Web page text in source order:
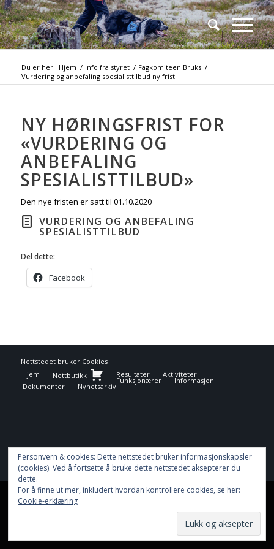
Du er her: Hjem / Info fra styret / Fagkomiteen Bruks /
Vurdering og anbefaling spesialisttilbud ny frist
NY HØRINGSFRIST FOR
«VURDERING OG
ANBEFALING
SPESIALISTTILBUD»
Den nye fristen er satt til 01.10.2020
VURDERING OG ANBEFALING
SPESIALISTTILBUD
Del dette:
Facebook
Nettstedet bruker Cookies
Hjem
Nettbutikk Resultater Aktiviteter
Funksjonærer Informasjon
Dokumenter Nyhetsarkiv
This site uses cookies. By continuing to browse the site, you are
Learn more
Personvern & cookies: Dette nettstedet bruker informasjonskapsler
(cookies). Ved å fortsette å bruke dette nettstedet aksepterer du
dette.
For å finne ut mer, inkludert hvordan kontrollere cookies, se her:
Cookie-erklæring